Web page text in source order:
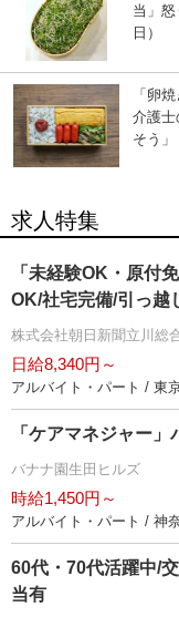
当」
日）
「卵
介護士
そう」
求人特集
「未経験OK・原付
OK/社宅完備/引っ越
株式会社朝日新聞立川総
日給8,340円～
アルバイト・パート / 東
「ケアマネジャー
バナナ園生田ヒルズ
時給1,450円～
アルバイト・パート / 神
60代・70代活躍中/
当有